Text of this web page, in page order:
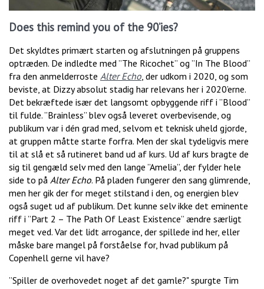
Does this remind you of the 90’ies?
Det skyldtes primært starten og afslutningen på gruppens
optræden. De indledte med ”The Ricochet” og ”In The Blood”
fra den anmelderroste Alter Echo , der udkom i 2020, og som
beviste, at Dizzy absolut stadig har relevans her i 2020’erne.
Det bekræftede især det langsomt opbyggende riff i ”Blood”
til fulde. ”Brainless” blev også leveret overbevisende, og
publikum var i dén grad med, selvom et teknisk uheld gjorde,
at gruppen måtte starte forfra. Men der skal tydeligvis mere
til at slå et så rutineret band ud af kurs. Ud af kurs bragte de
sig til gengæld selv med den lange ”Amelia”, der fylder hele
side to på Alter Echo. På pladen fungerer den sang glimrende,
men her gik der for meget stilstand i den, og energien blev
også suget ud af publikum. Det kunne selv ikke det eminente
riff i ”Part 2 – The Path Of Least Existence” ændre særligt
meget ved. Var det lidt arrogance, der spillede ind her, eller
måske bare mangel på forståelse for, hvad publikum på
Copenhell gerne vil have?
”Spiller de overhovedet noget af det gamle?" spurgte Tim